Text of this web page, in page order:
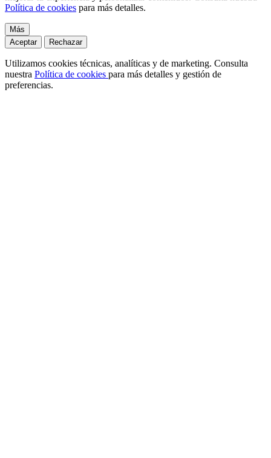
Política de cookies para más detalles.
Más
Aceptar
Rechazar
Utilizamos cookies técnicas, analíticas y de marketing. Consulta
nuestra Política de cookies para más detalles y gestión de
preferencias.